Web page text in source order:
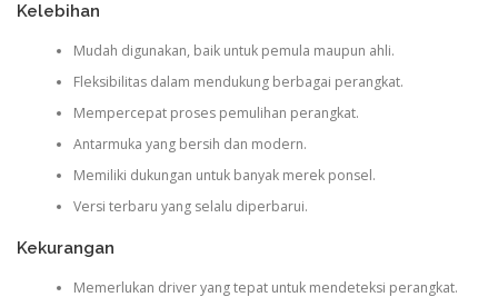
Kelebihan
Mudah digunakan, baik untuk pemula maupun ahli.
Fleksibilitas dalam mendukung berbagai perangkat.
Mempercepat proses pemulihan perangkat.
Antarmuka yang bersih dan modern.
Memiliki dukungan untuk banyak merek ponsel.
Versi terbaru yang selalu diperbarui.
Kekurangan
Memerlukan driver yang tepat untuk mendeteksi perangkat.